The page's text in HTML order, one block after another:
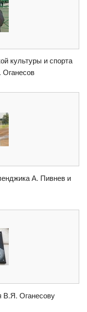
культуры и спорта
Оганесов
А. Пивнев и
В.Я. Оганесову